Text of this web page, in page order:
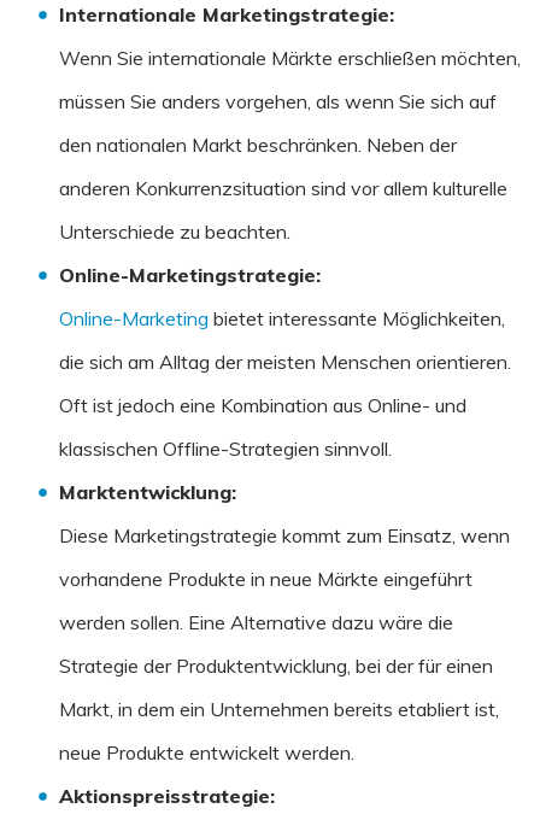
Internationale Marketingstrategie:
Wenn Sie internationale Märkte erschließen möchten,
müssen Sie anders vorgehen, als wenn Sie sich auf
den nationalen Markt beschränken. Neben der
anderen Konkurrenzsituation sind vor allem kulturelle
Unterschiede zu beachten.
Online-Marketingstrategie:
Online-Marketing bietet interessante Möglichkeiten,
die sich am Alltag der meisten Menschen orientieren.
Oft ist jedoch eine Kombination aus Online- und
klassischen Offline-Strategien sinnvoll.
Marktentwicklung:
Diese Marketingstrategie kommt zum Einsatz, wenn
vorhandene Produkte in neue Märkte eingeführt
werden sollen. Eine Alternative dazu wäre die
Strategie der Produktentwicklung, bei der für einen
Markt, in dem ein Unternehmen bereits etabliert ist,
neue Produkte entwickelt werden.
Aktionspreisstrategie: